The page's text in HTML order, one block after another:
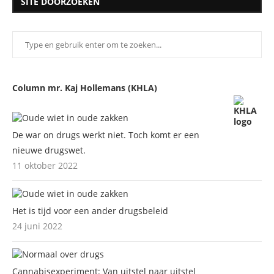
Column mr. Kaj Hollemans (KHLA)
De war on drugs werkt niet. Toch komt er een
nieuwe drugswet.
11 oktober 2022
Het is tijd voor een ander drugsbeleid
24 juni 2022
Cannabisexperiment: Van uitstel naar uitstel